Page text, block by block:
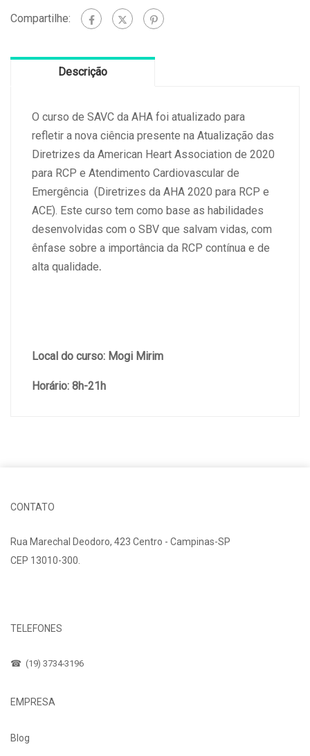
Vida
31/08/2024
Mogi
quantidade
Compartilhe:
Descrição
O curso de SAVC da AHA foi atualizado para
refletir a nova ciência presente na Atualização das
Diretrizes da American Heart Association de 2020
para RCP e Atendimento Cardiovascular de
Emergência (Diretrizes da AHA 2020 para RCP e
ACE). Este curso tem como base as habilidades
desenvolvidas com o SBV que salvam vidas, com
ênfase sobre a importância da RCP contínua e de
alta qualidade.
Local do curso: Mogi Mirim
Horário: 8h-21h
CONTATO
Rua Marechal Deodoro, 423 Centro - Campinas-SP
CEP 13010-300.
TELEFONES
☎ (19) 3734-3196
EMPRESA
Blog